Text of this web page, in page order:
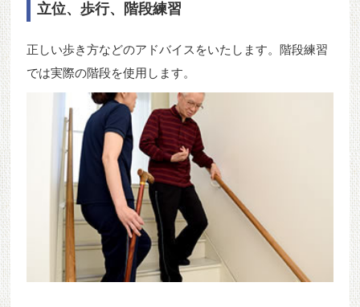
立位、歩行、階段練習
正しい歩き方などのアドバイスをいたします。階段練習
では実際の階段を使用します。